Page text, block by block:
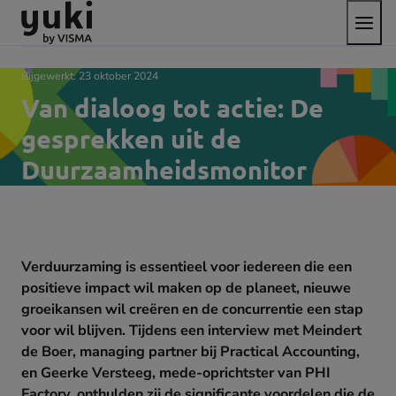
Direct
naar
content
Direct
naar
footer
Ga
naar
homepage
het
menu
Van dialoog tot actie: De
gesprekken uit de
Duurzaamheidsmonitor
Bijgewerkt:23 oktober 2024
Verduurzaming is essentieel voor iedereen die een
positieve impact wil maken op de planeet, nieuwe
groeikansen wil creëren en de concurrentie een stap
voor wil blijven. Tijdens een interview met Meindert
de Boer, managing partner bij Practical Accounting,
en Geerke Versteeg, mede-oprichtster van PHI